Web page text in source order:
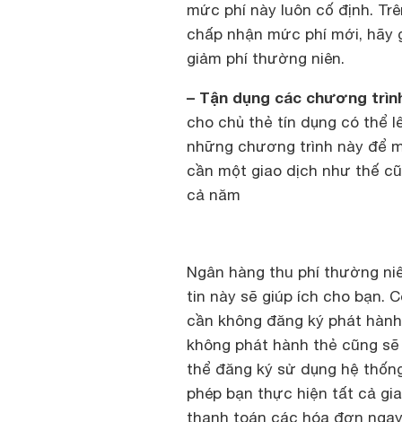
mức phí này luôn cố định.
chấp nhận mức phí mới, hãy
giảm phí thường niên.
– Tận dụng các chương
cho chủ thẻ tín dụng có thể
những chương trình này để
cần một giao dịch như thế
cả năm
Ngân hàng thu phí thường
tin này sẽ giúp ích cho bạn.
cần không đăng ký phát
không phát hành thẻ cũng
thể đăng ký sử dụng hệ
phép bạn thực hiện tất cả
thanh toán các hóa đơn